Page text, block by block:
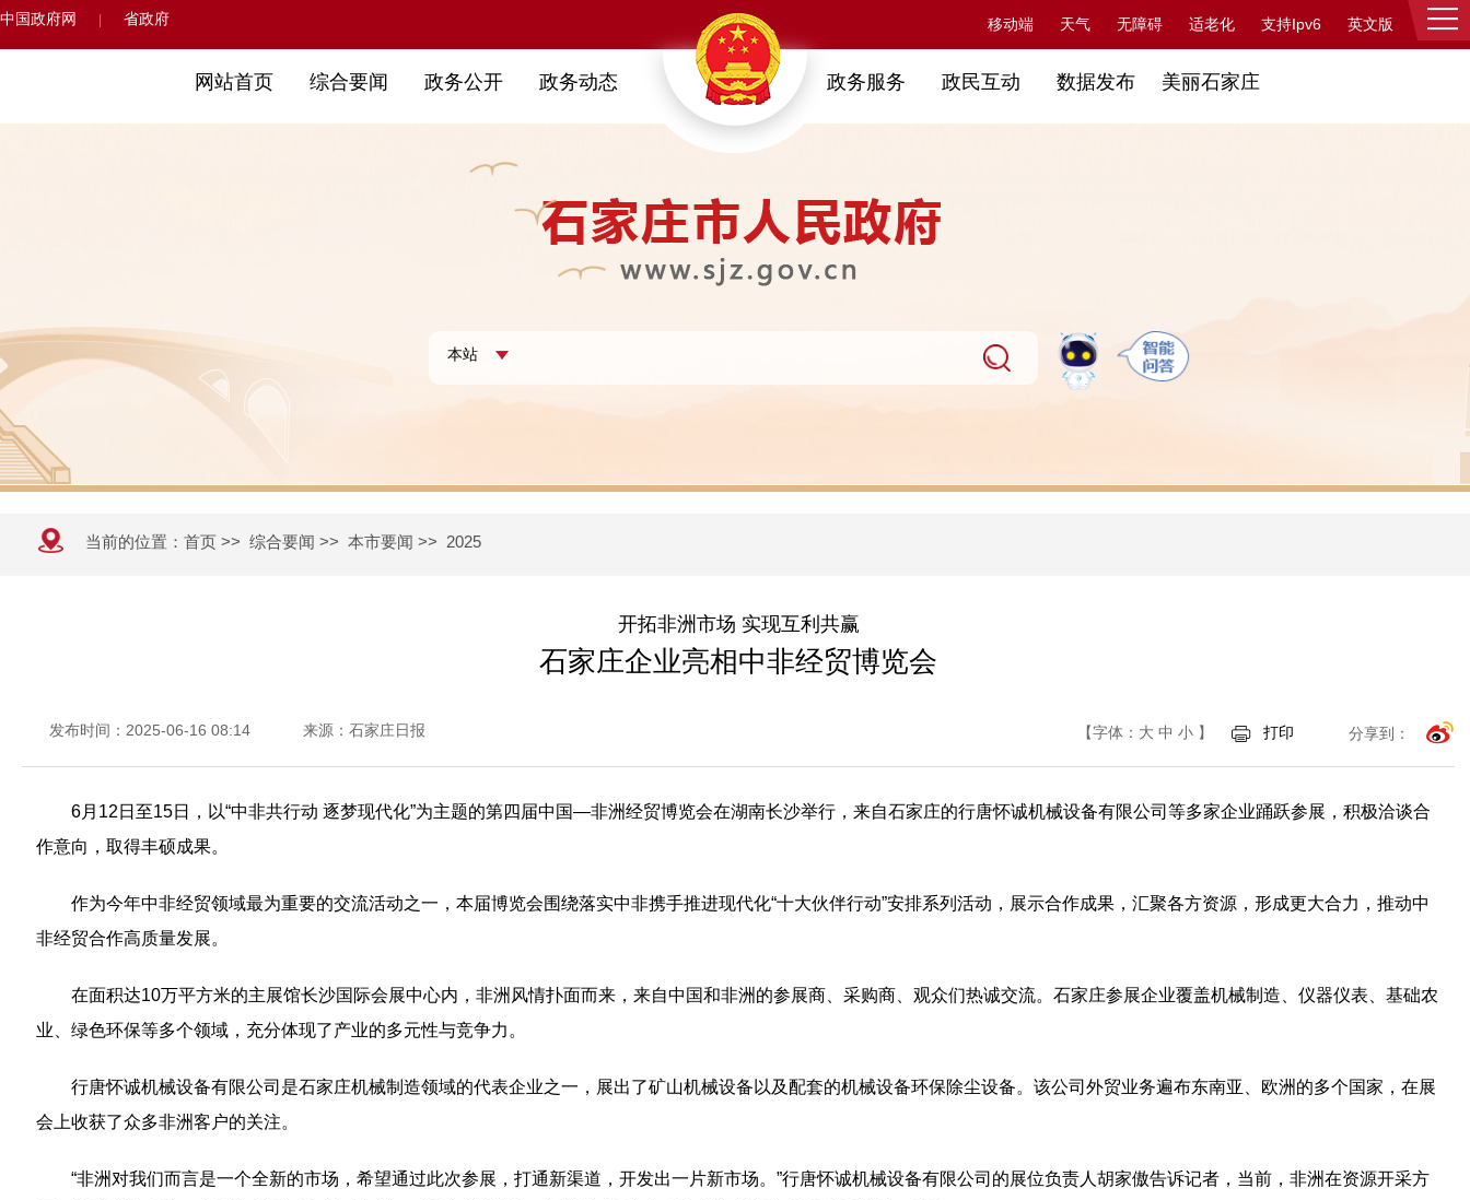
中国政府网 省政府 移动端 天气 无障碍 适老化 支持Ipv6 英文版 登录
网站首页 综合要闻 政务公开 政务动态 政务服务 政民互动 数据发布 美丽石家庄
当前的位置： 首页 >> 综合要闻 >> 本市要闻 >> 2025
开拓非洲市场 实现互利共赢
石家庄企业亮相中非经贸博览会
发布时间：2025-06-16 08:14 来源：石家庄日报 【字体： 大 中 小 】 打印 分享到：
6月12日至15日，以“中非共行动 逐梦现代化”为主题的第四届中国—非洲经贸博览会在湖南长沙举行，来自石家庄的行唐怀诚机械设备有限公司等多家企业踊跃参展，积极洽谈合
作意向，取得丰硕成果。
作为今年中非经贸领域最为重要的交流活动之一，本届博览会围绕落实中非携手推进现代化“十大伙伴行动”安排系列活动，展示合作成果，汇聚各方资源，形成更大合力，推动中
非经贸合作高质量发展。
在面积达10万平方米的主展馆长沙国际会展中心内，非洲风情扑面而来，来自中国和非洲的参展商、采购商、观众们热诚交流。石家庄参展企业覆盖机械制造、仪器仪表、基础农
业、绿色环保等多个领域，充分体现了产业的多元性与竞争力。
行唐怀诚机械设备有限公司是石家庄机械制造领域的代表企业之一，展出了矿山机械设备以及配套的机械设备环保除尘设备。该公司外贸业务遍布东南亚、欧洲的多个国家，在展
会上收获了众多非洲客户的关注。
“非洲对我们而言是一个全新的市场，希望通过此次参展，打通新渠道，开发出一片新市场。”行唐怀诚机械设备有限公司的展位负责人胡家傲告诉记者，当前，非洲在资源开采方